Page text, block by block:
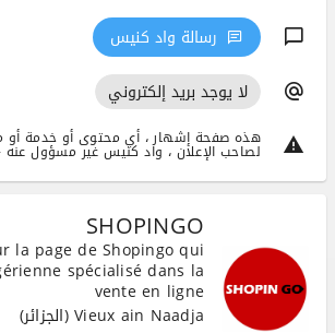
رسالة واد كنيس
لا يوجد بريد إلكتروني
هذه صفحة إشهار ، أي محتوى أو خدمة
لصاحب الإعلان ، واد كنيس غير مسؤول عنه
SHOPINGO
la page de Shopingo qui
spécialisé dans la
vente en ligne
Vieux ain Naadja (الجزائر)